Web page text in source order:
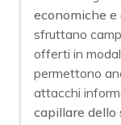
economiche e
sfruttano
offerti in
permettono
attacchi
capillare dello